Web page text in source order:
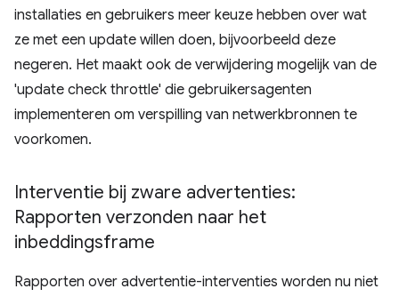
installaties en gebruikers meer keuze hebben over wat
ze met een update willen doen, bijvoorbeeld deze
negeren. Het maakt ook de verwijdering mogelijk van de
'update check throttle' die gebruikersagenten
implementeren om verspilling van netwerkbronnen te
voorkomen.
Interventie bij zware advertenties:
Rapporten verzonden naar het
inbeddingsframe
Rapporten over advertentie-interventies worden nu niet